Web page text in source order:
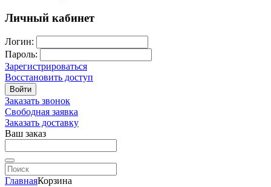
Личный кабинет
Логин:
Пароль:
Зарегистрироваться
Восстановить доступ
Войти
Заказать звонок
Свободная заявка
Заказать доставку
Ваш заказ
ГлавнаяКорзина